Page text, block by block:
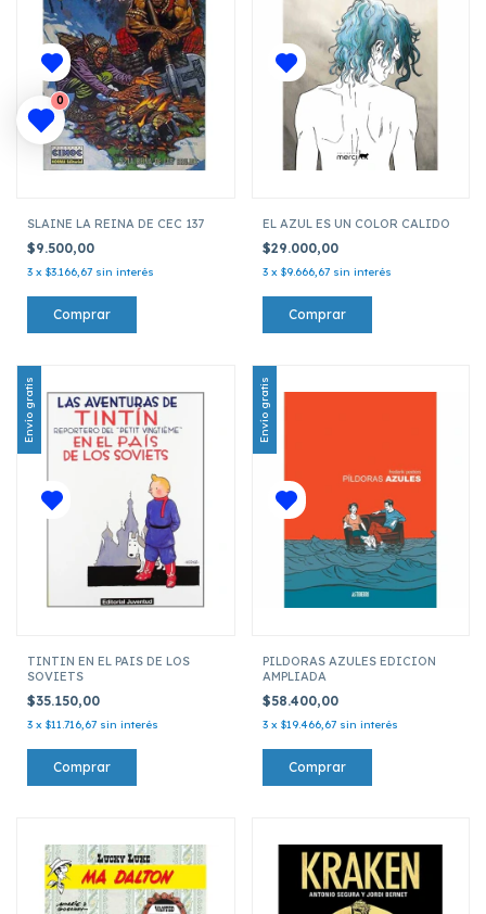
SLAINE LA REINA DE CEC 137
$9.500,00
3 x $3.166,67 sin interés
EL AZUL ES UN COLOR CALIDO
$29.000,00
3 x $9.666,67 sin interés
Envío gratis
TINTIN EN EL PAIS DE LOS
SOVIETS
$35.150,00
3 x $11.716,67 sin interés
Envío gratis
PILDORAS AZULES EDICION
AMPLIADA
$58.400,00
3 x $19.466,67 sin interés
0